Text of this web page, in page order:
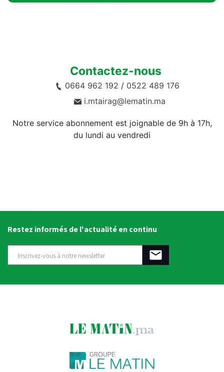
Contactez-nous
0664 962 192 / 0522 489 176
i.mtairag@lematin.ma
Notre service abonnement est joignable de 9h à 17h,
du lundi au vendredi
Restez informés de l'actualité en continu